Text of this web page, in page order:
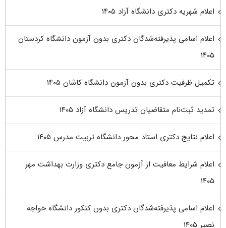
اعلام شهریه دکتری دانشگاه آزاد ۱۴۰۵
اعلام اسامی پذیرفته‌شدگان دکتری بدون آزمون دانشگاه کردستان
۱۴۰۵
تکمیل ظرفیت دکتری بدون آزمون دانشگاه کاشان ۱۴۰۵
تمدید ثبت‌نام متقاضیان تدریس دانشگاه آزاد ۱۴۰۵
اعلام نتایج دکتری استاد محور دانشگاه تربیت مدرس ۱۴۰۵
اعلام شرایط معافیت از آزمون جامع دکتری وزارت بهداشت مهر
۱۴۰۵
اعلام اسامی پذیرفته‌شدگان دکتری بدون کنکور دانشگاه خواجه
نصیر ۱۴۰۵